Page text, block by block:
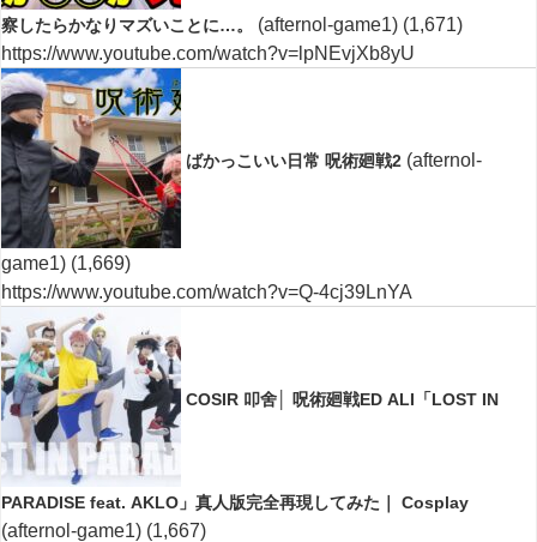
察したらかなりマズいことに…。 (afternol-game1) (1,671)
https://www.youtube.com/watch?v=lpNEvjXb8yU
ばかっこいい日常 呪術廻戦2 (afternol-
game1) (1,669)
https://www.youtube.com/watch?v=Q-4cj39LnYA
COSIR 叩舍│ 呪術廻戦ED ALI「LOST IN
PARADISE feat. AKLO」真人版完全再現してみた｜ Cosplay
(afternol-game1) (1,667)